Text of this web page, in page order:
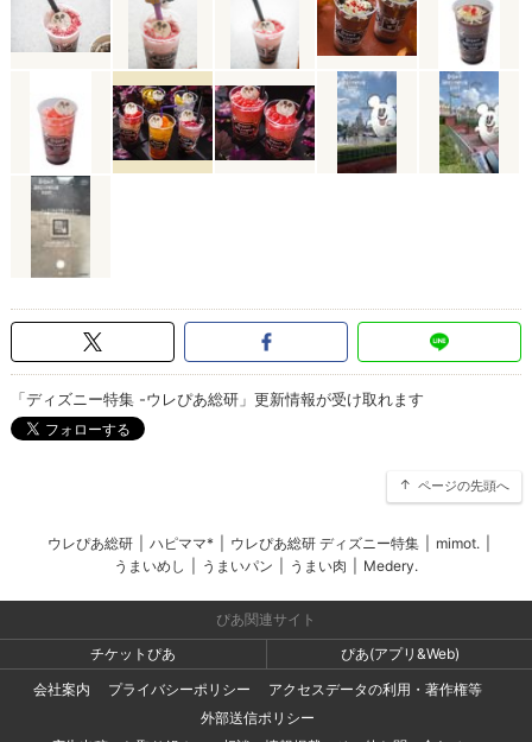
「ディズニー特集 -ウレぴあ総研」更新情報が受け取れます
ページの先頭へ
ウレぴあ総研 ハピママ* ウレぴあ総研 ディズニー特集 mimot.
うまいめし
うまいパン うまい肉 Medery.
ぴあ関連サイト
チケットぴあ
ぴあ(アプリ&Web)
会社案内
プライバシーポリシー
アクセスデータの利用・著作権等
外部送信ポリシー